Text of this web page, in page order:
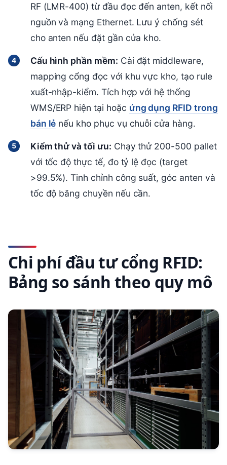
RF (LMR-400) từ đầu đọc đến anten, kết nối
nguồn và mạng Ethernet. Lưu ý chống sét
cho anten nếu đặt gần cửa kho.
Cấu hình phần mềm: Cài đặt middleware,
mapping cổng đọc với khu vực kho, tạo rule
xuất-nhập-kiểm. Tích hợp với hệ thống
WMS/ERP hiện tại hoặc ứng dụng RFID trong
bán lẻ nếu kho phục vụ chuỗi cửa hàng.
Kiểm thử và tối ưu: Chạy thử 200-500 pallet
với tốc độ thực tế, đo tỷ lệ đọc (target
>99.5%). Tinh chỉnh công suất, góc anten và
tốc độ băng chuyền nếu cần.
Chi phí đầu tư cổng RFID:
Bảng so sánh theo quy mô